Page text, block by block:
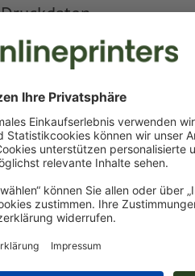
Druckdaten
Hinsichtlich der
Eigene
Sie können Ihre Druckdaten